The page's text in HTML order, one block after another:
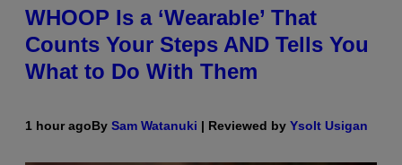
WHOOP Is a ‘Wearable’ That
Counts Your Steps AND Tells You
What to Do With Them
1 hour agoBy Sam Watanuki | Reviewed by Ysolt Usigan